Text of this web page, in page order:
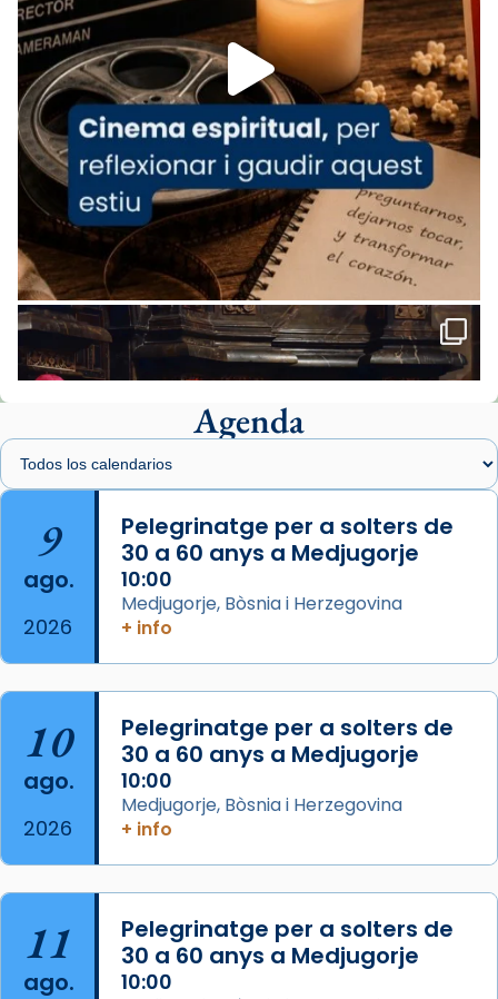
Foto
View on Facebook · Share
Arquebisbat de Barcelona
2 weeks ago
«Avui les santes Juliana i Semproniana ens
ajuden a alçar la mirada»
Mons. Sergi Gordo, bisbe de Tortosa, ha
presidit aquest 27 de juliol la missa de Les
Santes de Mataró.
🔗 tinyurl.com/cvu5jmbk
📸 J. Merino
de Barcelona.
2 weeks ago
Aquest dilluns, 27 de juliol, ha tingut lloc la
missa d’acció de gràcies en agraïment al
comitè organitzador de la visita apostòlica
del Sant Pare Lleó XIV a Barcelona, i als
col·laboradors, a la Catedral de Barcelona.
L’arquebisbe de Barcelona, el cardenal Joan
Josep Omella, ha presidit la missa i l’ha
concelebrat el bisbe auxiliar de Barcelona,
Mons. David Abadías.
📸 Dr. G. Simón
Foto
View on Facebook · Share
Arquebisbat de Barcelona
Agenda
9
ago.
2026
Pelegrinatge per a solters de
30 a 60 anys a Medjugorje
10:00
Medjugorje, Bòsnia i Herzegovina
+ info
10
ago.
2026
Pelegrinatge per a solters de
30 a 60 anys a Medjugorje
10:00
Medjugorje, Bòsnia i Herzegovina
+ info
11
ago.
Pelegrinatge per a solters de
30 a 60 anys a Medjugorje
10:00